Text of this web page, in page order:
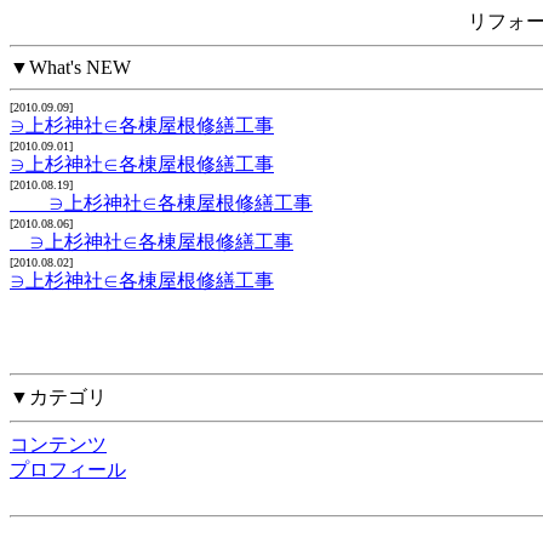
リフォ
▼What's NEW
[2010.09.09]
∋上杉神社∈各棟屋根修繕工事
[2010.09.01]
∋上杉神社∈各棟屋根修繕工事
[2010.08.19]
∋上杉神社∈各棟屋根修繕工事
[2010.08.06]
∋上杉神社∈各棟屋根修繕工事
[2010.08.02]
∋上杉神社∈各棟屋根修繕工事
▼カテゴリ
コンテンツ
プロフィール